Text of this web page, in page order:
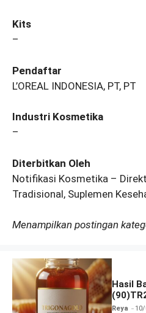
Kits
–
Pendaftar
L’OREAL INDONESIA, PT, PT
Industri Kosmetika
–
Diterbitkan Oleh
Notifikasi Kosmetika –
Tradisional, Suplemen
Menampilkan postingan
Hasil
dan Izin
Reya